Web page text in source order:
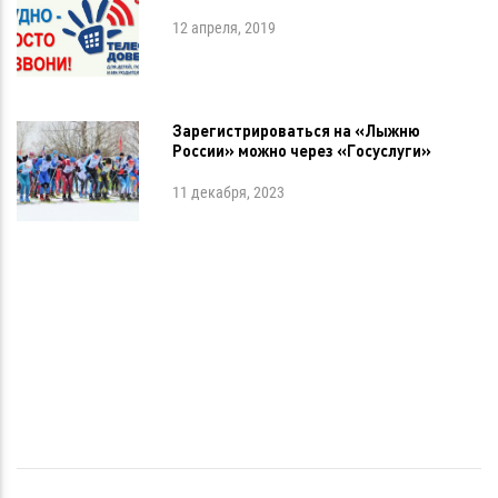
12 апреля, 2019
Зарегистрироваться на «Лыжню
России» можно через «Госуслуги»
11 декабря, 2023